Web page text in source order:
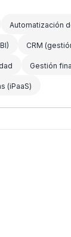
Automatización
CRM
Gestión
(iPaaS)